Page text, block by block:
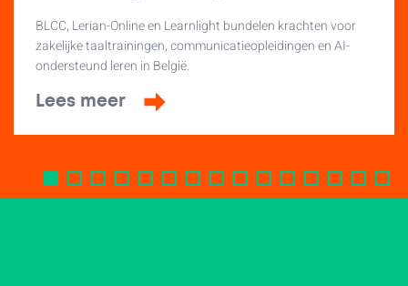
BLCC, Lerian-Online en Learnlight bundelen krachten voor
zakelijke taaltrainingen, communicatieopleidingen en AI-
ondersteund leren in België.
Lees meer